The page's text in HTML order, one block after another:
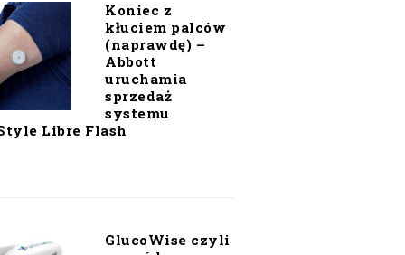
Koniec z
kłuciem palców
(naprawdę) –
Abbott
uruchamia
sprzedaż
systemu
Libre Flash
GlucoWise czyli